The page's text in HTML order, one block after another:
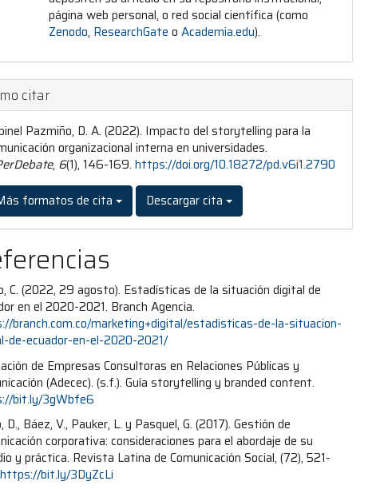
página web personal, o red social científica (como
Zenodo, ResearchGate oAcademia.edu).
citar
Pazmiño, D. A. (2022). Impacto del storytelling para la
organizacional interna en universidades.
, 6(1), 146-169.https://doi.org/10.18272/pd.v6i1.2790
formatos de cita
Descargar cita
C. (2022, 29 agosto). Estadísticas de la situación digital de
en el 2020-2021. Branch Agencia.
branch.com.co/marketing+digital/estadisticas-de-la-situacion-
de-ecuador-en-el-2020-2021/
de Empresas Consultoras en Relaciones Públicas y
(Adecec). (s.f.). Guía storytelling y branded content.
bit.ly/3gWbfe6
D., Báez, V., Pauker, L. y Pasquel, G. (2017). Gestión de
corporativa: consideraciones para el abordaje de su
y práctica. Revista Latina de Comunicación Social, (72), 521-
https://bit.ly/3DyZcLi